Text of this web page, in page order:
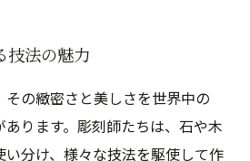
技法の魅力
の緻密さと美しさを世界中の
ります。彫刻師たちは、石や木
分け、様々な技法を駆使して作